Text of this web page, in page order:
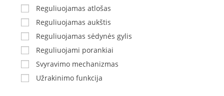
Reguliuojamas atlošas
Reguliuojamas aukštis
Reguliuojamas sėdynės gylis
Reguliuojami porankiai
Svyravimo mechanizmas
Užrakinimo funkcija